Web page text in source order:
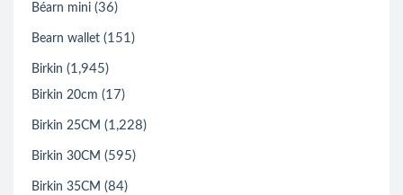
Béarn mini (36)
Bearn wallet (151)
Birkin (1,945)
Birkin 20cm (17)
Birkin 25CM (1,228)
Birkin 30CM (595)
Birkin 35CM (84)